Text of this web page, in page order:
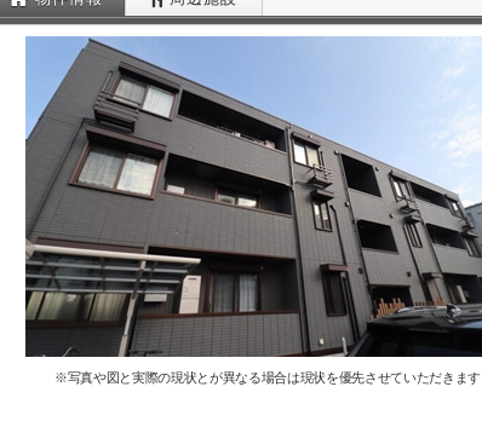
※写真や図と実際の現状とが異なる場合は現状を優先させていただきます